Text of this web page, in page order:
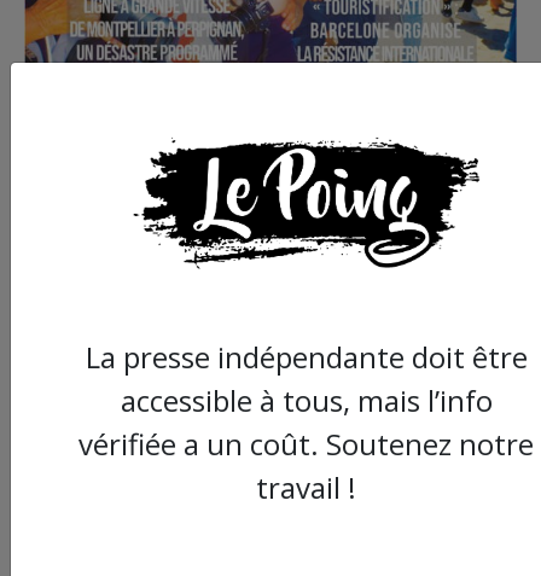
Commander le dernier numéro papier du
Poing !
AGORA
Chronique ” Gaza Urgence Déplacé.e.s” |
La presse indépendante doit être
accessible à tous, mais l’info
vérifiée a un coût. Soutenez notre
travail !